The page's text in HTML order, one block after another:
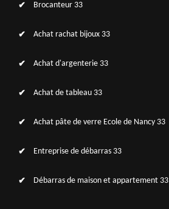
Brocanteur 33
Achat rachat bijoux 33
Achat d'argenterie 33
Achat de tableau 33
Achat pâte de verre Ecole de Nancy 33
Entreprise de débarras 33
Débarras de maison et appartement 33